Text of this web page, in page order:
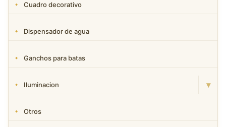
Cuadro decorativo
Dispensador de agua
Ganchos para batas
Iluminacion ▾
Otros